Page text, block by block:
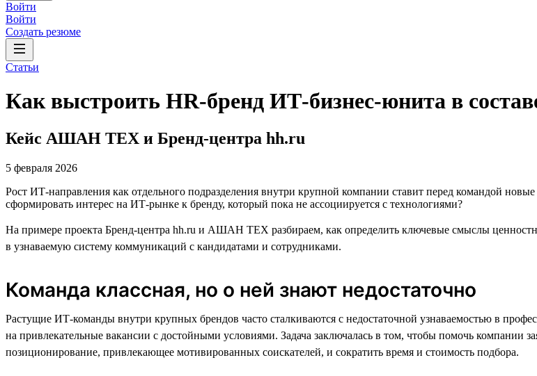
Войти
Войти
Создать резюме
Статьи
Как выстроить HR-бренд ИТ-бизнес-юнита в
Кейс АШАН ТЕХ и Бренд-центра hh.ru
5 февраля 2026
Рост ИТ-направления как отдельного подразделения внутри крупной компании ставит перед командой
сформировать интерес на ИТ-рынке к бренду, который пока не ассоциируется с технологиями?
На примере проекта Бренд-центра hh.ru и АШАН ТЕХ разбираем, как определить ключевые смыслы
в узнаваемую систему коммуникаций с кандидатами и сотрудниками.
Команда классная, но о ней знают недостаточно
Растущие ИТ-команды внутри крупных брендов часто сталкиваются с недостаточной узнаваемостью в
на привлекательные вакансии с достойными условиями. Задача заключалась в том, чтобы помочь компании
позиционирование, привлекающее мотивированных соискателей, и сократить время и стоимость подбора.